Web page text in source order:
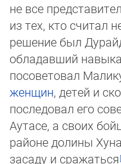
не все
из тех, кто считал
решение был
обладавший
посоветовал
женщин, детей и
последовал его
Аутасе, а своих
районе долины
засаду и сражаться